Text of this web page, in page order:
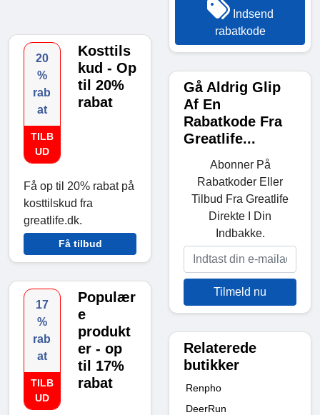
20
%
rab
at
TILB
UD
Kosttils
kud - Op
til 20%
rabat
Få op til 20% rabat på
kosttilskud fra
greatlife.dk.
Få tilbud
17
%
rab
at
TILB
UD
Populær
e
produkt
er - op
til 17%
rabat
Indsend
rabatkode
Gå Aldrig Glip
Af En
Rabatkode Fra
Greatlife...
Abonner På
Rabatkoder Eller
Tilbud Fra Greatlife
Direkte I Din
Indbakke.
Tilmeld nu
Relaterede
butikker
Renpho
DeerRun